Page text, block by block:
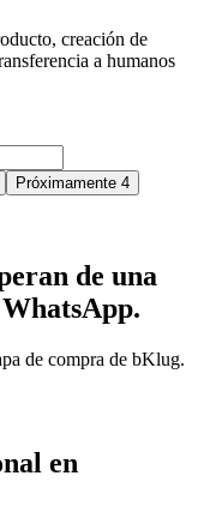
creación de
a humanos
Próximamente 4
de una
de compra de bKlug.
en